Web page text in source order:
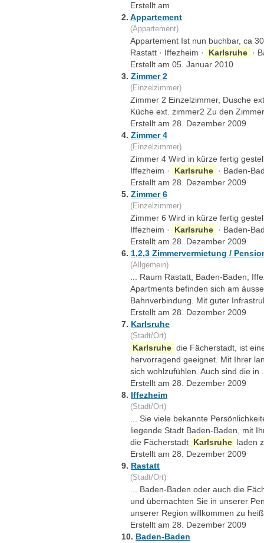
Erstellt am
2. Appartement
(Appartement)
Appartement Ist nun buchbar, ca
Rastatt · Iffezheim ·
Karlsruhe ·
Erstellt am 05. Januar 2010
3. Zimmer 2
(Einzelzimmer)
Zimmer 2 Einzelzimmer, Dusche
Küche ext. zimmer2 Zu den
Erstellt am 28. Dezember 2009
4. Zimmer 4
(Einzelzimmer)
Zimmer 4 Wird in kürze fertig
Iffezheim ·
Karlsruhe · Baden-
Erstellt am 28. Dezember 2009
5. Zimmer 6
(Einzelzimmer)
Zimmer 6 Wird in kürze fertig
Iffezheim ·
Karlsruhe · Baden-
Erstellt am 28. Dezember 2009
6. 1,2,3 Zimmervermietung /
(Allgemein)
... Raum Rastatt, Baden-Baden,
Apartments befinden sich am
Bahnverbindung. Mit guter
Erstellt am 28. Dezember 2009
7. Karlsruhe
(Stadt/Ort)
Karlsruhe die Fächerstadt, ist
hervorragend geeignet. Mit Ihrer
sich wohlzufühlen. Auch sind die in
Erstellt am 28. Dezember 2009
8. Iffezheim
(Stadt/Ort)
... Sie viele bekannte
liegende Stadt Baden-Baden, mit
die Fächerstadt Karlsruhe laden
Erstellt am 28. Dezember 2009
9. Rastatt
(Stadt/Ort)
... Baden-Baden oder auch die
und übernachten Sie in unserer
unserer Region willkommen zu
Erstellt am 28. Dezember 2009
10. Baden-Baden